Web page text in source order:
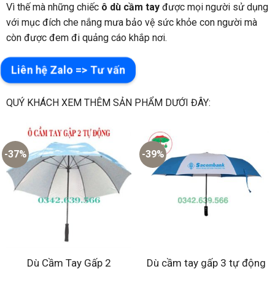
Vì thế mà những chiếc ô dù cầm tay được mọi người sử dụng
với mục đích che nắng mưa bảo vệ sức khỏe con người mà
còn được đem đi quảng cáo khắp nơi.
Liên hệ Zalo => Tư vấn
QUÝ KHÁCH XEM THÊM SẢN PHẨM DƯỚI ĐÂY:
-37%
Dù Cầm Tay Gấp 2
-39%
Dù cầm tay gấp 3 tự động